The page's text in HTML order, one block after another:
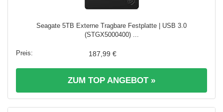
Seagate 5TB Externe Tragbare Festplatte | USB 3.0
(STGX5000400) ...
187,99 €
ZUM TOP ANGEBOT »